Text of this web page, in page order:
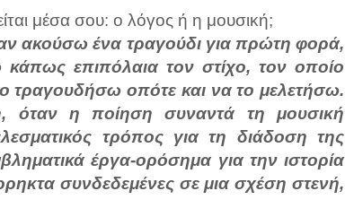
μέσα σου: ο λόγος ή η μουσική;
ακούσω ένα τραγούδι για πρώτη φορά,
επιπόλαια τον στίχο, τον οποίο
τραγουδήσω οπότε και να το μελετήσω.
όταν η ποίηση συναντά τη μουσική
τρόπος για τη διάδοση της
έργα-ορόσημα για την ιστορία
συνδεδεμένες σε μια σχέση στενή,